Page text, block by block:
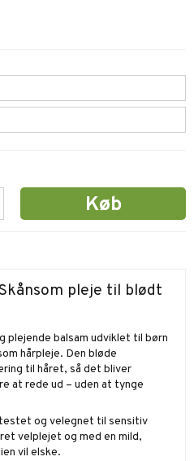
Køb
pleje til blødt
plejende balsam udviklet til børn
hårpleje. Den bløde
til håret, så det bliver
at rede ud – uden at tynge
og velegnet til sensitiv
velplejet og med en mild,
vil elske.